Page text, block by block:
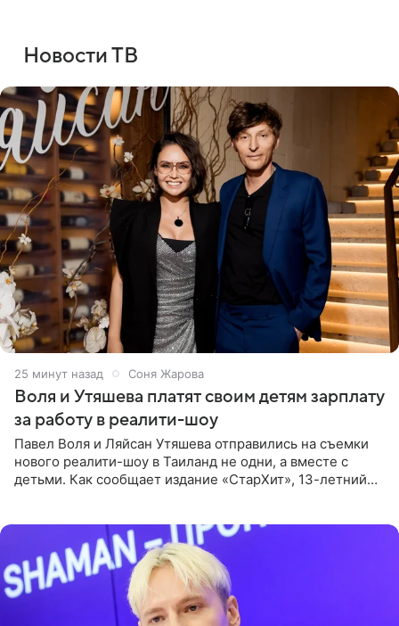
Новости ТВ
25 минут назад Соня Жарова
Воля и Утяшева платят своим детям зарплату
за работу в реалити-шоу
Павел Воля и Ляйсан Утяшева отправились на съемки
нового реалити-шоу в Таиланд не одни, а вместе с
детьми. Как сообщает издание «СтарХит», 13-летний